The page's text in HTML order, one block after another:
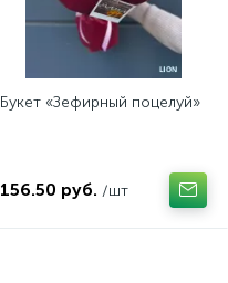
Букет «Зефирный поцелуй»
156.50 руб. /шт